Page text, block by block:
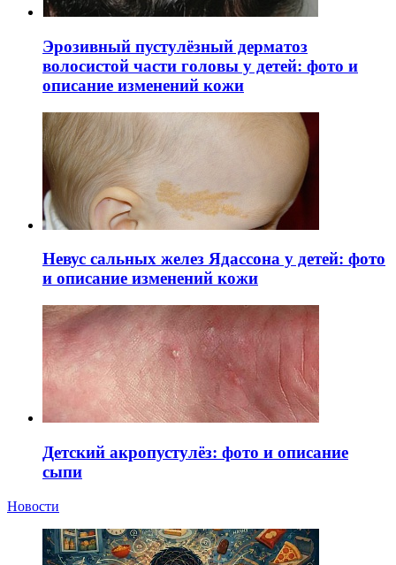
Эрозивный пустулёзный дерматоз
волосистой части головы у детей: фото и
описание изменений кожи
Невус сальных желез Ядассона у детей: фото
и описание изменений кожи
Детский акропустулёз: фото и описание
сыпи
Новости